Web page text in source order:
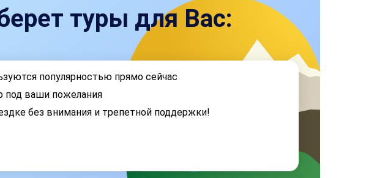
туры для Вас:
популярностью прямо сейчас
под ваши пожелания
без внимания и трепетной поддержки!